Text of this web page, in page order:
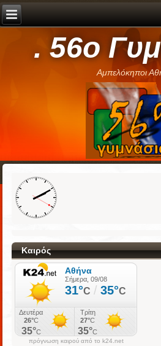
. 56ο
Αμπελόκηποι
Καιρός
πρόγνωση καιρού από το k24.net